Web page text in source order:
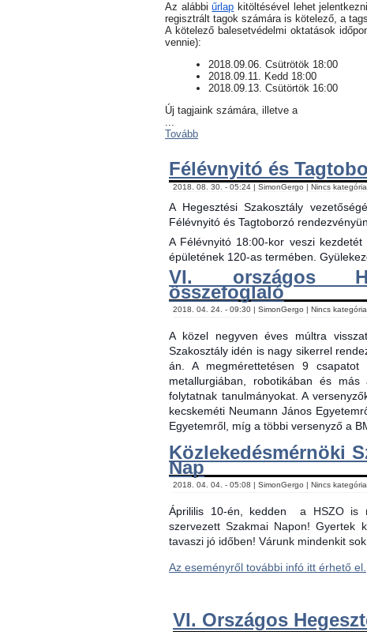
Az alábbiűrlap kitöltésével lehet
regisztrált tagok számára is kötelező, a
​A kötelező balesetvédelmi oktatások
vennie):
​2018.09.06. Csütrötök 18:00
2018.09.11. Kedd 18:00
2018.09.13. Csütörtök 16:00
Új tagjaink számára, illetve a
...
Tovább
Félévnyitó és
2018. 08. 30. - 05:24 | SimonGergo | Nincs
A Hegesztési Szakosztály
Félévnyitó és Tagtoborzó
A Félévnyitó 18:00-kor veszi
épületének 120-as termében.
VI. országos
összefoglaló
2018. 04. 24. - 09:30 | SimonGergo | Nincs
A közel negyven éves múltra
Szakosztály idén is nagy sikerrel
án. A megmérettetésen 9 csapatot
metallurgiában, robotikában és más
folytatnak tanulmányokat. A
kecskeméti Neumann János
Egyetemről, míg a többi versenyző a
Közlekedésmérnöki
Nap
2018. 04. 04. - 05:08 | SimonGergo | Nincs
Áprililis 10-én, kedden
a HSZO is
szervezett Szakmai Napon!
tavaszi jó időben! Várunk mindenkit
Az eseményről további infó itt érhető el.
VI. Országos